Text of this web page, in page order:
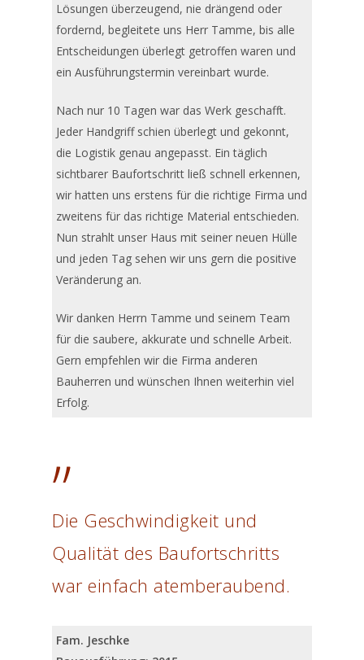
Lösungen überzeugend, nie drängend oder
fordernd, begleitete uns Herr Tamme, bis alle
Entscheidungen überlegt getroffen waren und
ein Ausführungstermin vereinbart wurde.
Nach nur 10 Tagen war das Werk geschafft.
Jeder Handgriff schien überlegt und gekonnt,
die Logistik genau angepasst. Ein täglich
sichtbarer Baufortschritt ließ schnell erkennen,
wir hatten uns erstens für die richtige Firma und
zweitens für das richtige Material entschieden.
Nun strahlt unser Haus mit seiner neuen Hülle
und jeden Tag sehen wir uns gern die positive
Veränderung an.
Wir danken Herrn Tamme und seinem Team
für die saubere, akkurate und schnelle Arbeit.
Gern empfehlen wir die Firma anderen
Bauherren und wünschen Ihnen weiterhin viel
Erfolg.
”
Die Geschwindigkeit und
Qualität des Baufortschritts
war einfach atemberaubend.
Fam. Jeschke